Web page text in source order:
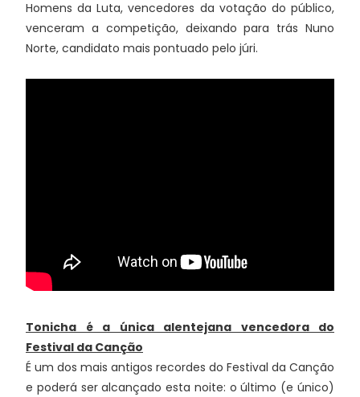
Homens da Luta, vencedores da votação do público,
venceram a competição, deixando para trás Nuno
Norte, candidato mais pontuado pelo júri.
Tonicha é a única alentejana vencedora do
Festival da Canção
É um dos mais antigos recordes do Festival da Canção
e poderá ser alcançado esta noite: o último (e único)